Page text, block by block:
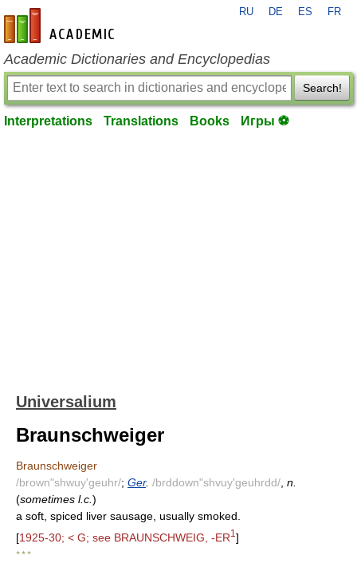
en-academic.com
RU DE ES FR
Academic Dictionaries and Encyclopedias
Search!
Interpretations Translations Books Игры ⚽
Universalium
Braunschweiger
Braunschweiger
/brown"shwuy'geuhr/; Ger. /brddown"shvuy'geuhrdd/ n.
(sometimes l.c. )
a soft, spiced liver sausage, usually smoked.
[1925-30; < G; see BRAUNSCHWEIG, -ER1 ]
* * *